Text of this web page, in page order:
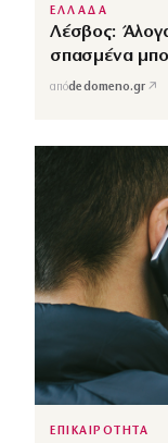
ΕΛΛΑΔΑ
Λέσβος:
σπασμένα
απόdedomeno.gr ↗
ΕΠΙΚΑΙΡΟΤΗΤΑ